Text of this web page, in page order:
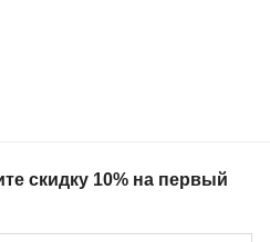
скидку 10% на первый